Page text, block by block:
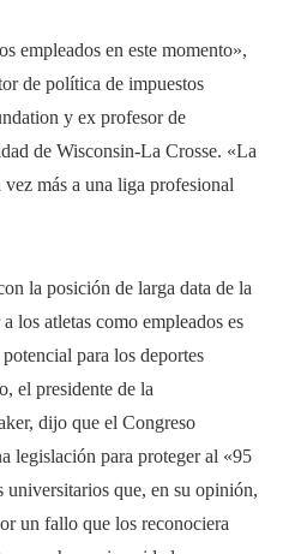
empleados en este momento»,
de política de impuestos
y ex profesor de
de Wisconsin-La Crosse. «La
más a una liga profesional
la posición de larga data de la
los atletas como empleados es
para los deportes
el presidente de la
dijo que el Congreso
legislación para proteger al «95
universitarios que, en su opinión,
un fallo que los reconociera